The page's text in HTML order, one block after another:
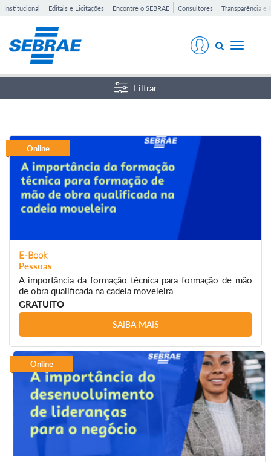
Institucional Editais e Licitações Encontre o SEBRAE Consultores Transparência e
Toggle
Filtrar
Online
E-Book
Pessoas
A importância da formação técnica para formação de mão
de obra qualificada na cadeia moveleira
GRATUITO
SAIBA MAIS
Online